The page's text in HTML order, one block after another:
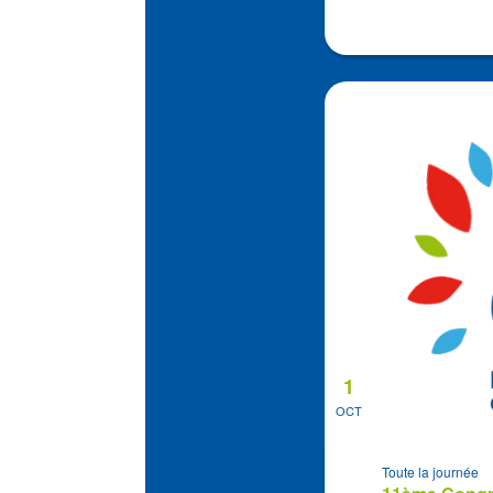
OCT
1
Toute la journée